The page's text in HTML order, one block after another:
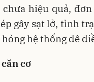
hiệu quả,
gây sạt lở, tình
hệ thống đê
cơ